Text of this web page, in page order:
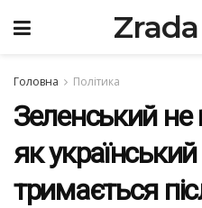
Головна Політика
Зеленський не
як український
тримається